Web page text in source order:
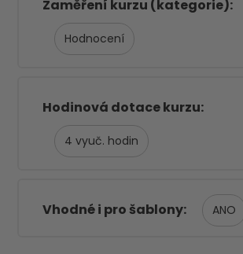
Zaměření kurzu (kategorie)
Hodnocení
Hodinová dotace kurzu
4
Vhodné i pro šablony ANO